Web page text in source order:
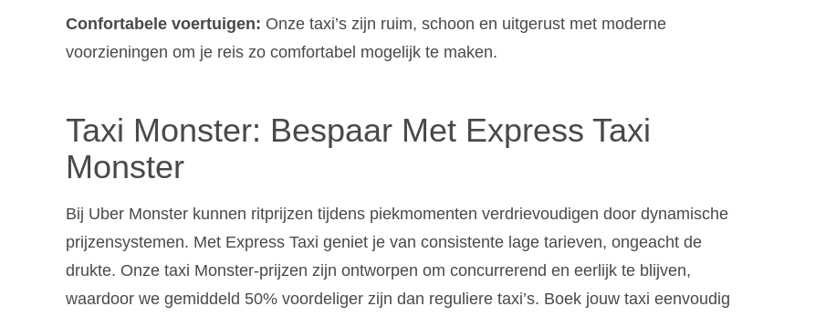
Confortabele voertuigen: Onze taxi’s zijn ruim, schoon en uitgerust met moderne
voorzieningen om je reis zo comfortabel mogelijk te maken.
Taxi Monster: Bespaar Met Express Taxi
Monster
Bij Uber Monster kunnen ritprijzen tijdens piekmomenten verdrievoudigen door dynamische
prijzensystemen. Met Express Taxi geniet je van consistente lage tarieven, ongeacht de
drukte. Onze taxi Monster-prijzen zijn ontworpen om concurrerend en eerlijk te blijven,
waardoor we gemiddeld 50% voordeliger zijn dan reguliere taxi’s. Boek jouw taxi eenvoudig